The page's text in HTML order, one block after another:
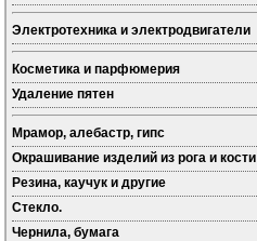
Электротехника и электродвигатели
Косметика и парфюмерия
Удаление пятен
Мрамор, алебастр, гипс
Окрашивание изделий из рога и кости
Резина, каучук и другие
Стекло.
Чернила, бумага